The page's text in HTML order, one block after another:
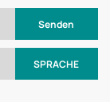
Senden
SPRACHE